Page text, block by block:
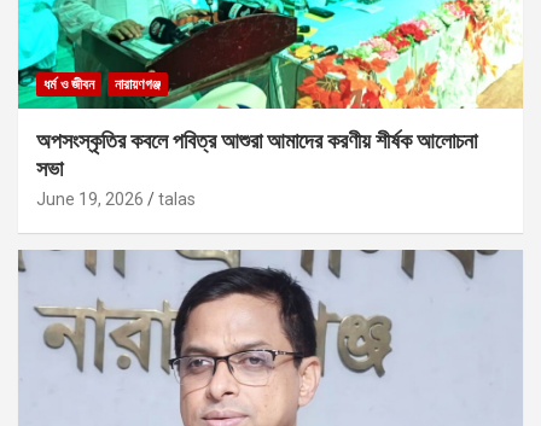
ধর্ম ও জীবন নারায়ণগঞ্জ
অপসংস্কৃতির কবলে পবিত্র আশুরা আমাদের করণীয় শীর্ষক আলোচনা
সভা
June 19, 2026 talas